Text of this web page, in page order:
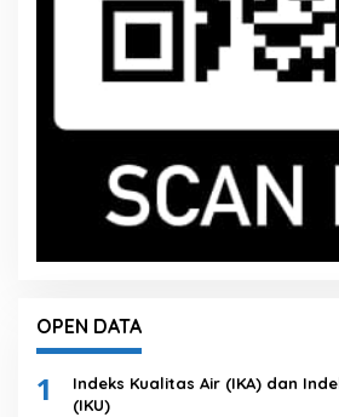
OPEN DATA
1
Indeks Kualitas Air (IKA) dan
(IKU)